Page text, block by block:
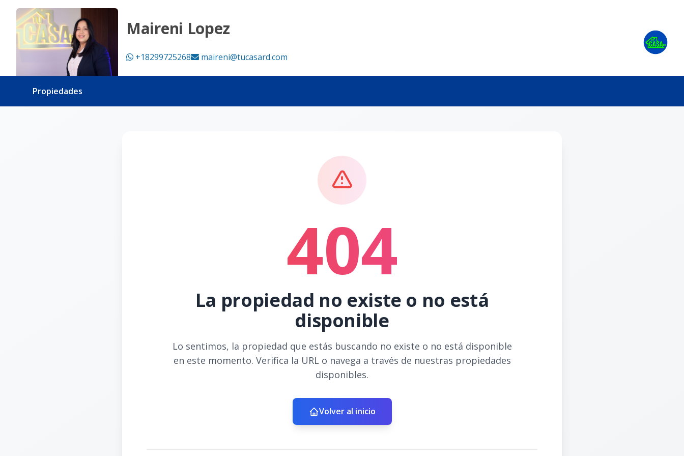
Maireni Lopez
+18299725268 maireni@tucasard.com
Propiedades
404
La propiedad no existe o no está
disponible
Lo sentimos, la propiedad que estás buscando no existe o no está disponible
en este momento. Verifica la URL o navega a través de nuestras propiedades
disponibles.
Volver al inicio
Página no encontrada - Tu Casa RD